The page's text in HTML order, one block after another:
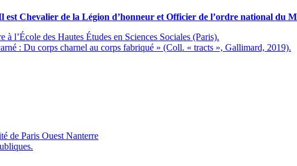
est Chevalier de la Légion d’honneur et Officier de l’ordre national du
à l’École des Hautes Études en Sciences Sociales (Paris).
: Du corps charnel au corps fabriqué » (Coll. « tracts », Gallimard, 2019).
de Paris Ouest Nanterre